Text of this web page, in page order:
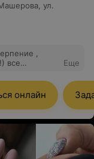
ул.
,
все
Еще
онлайн